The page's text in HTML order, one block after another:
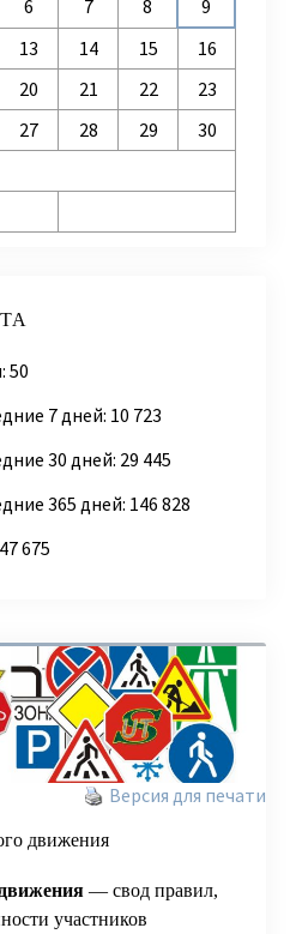
6 7 8
9
13 14 15
16
20 21 22
23
27 28 29
30
50
7 дней: 10 723
30 дней: 29 445
365 дней: 146 828
675
Версия для печати
движения
— свод правил,
участников